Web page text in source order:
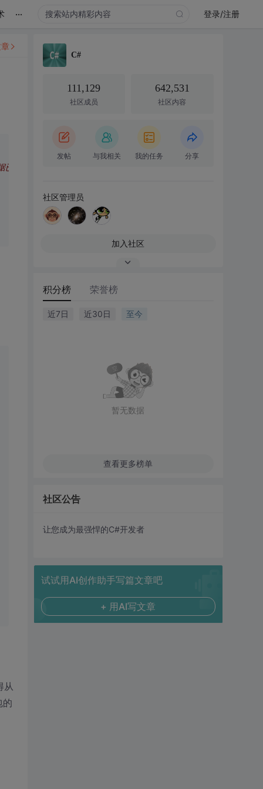
... 登录/注册
经开始在发了，如果是"end"，说明发完了，start和end时Data
从
的
C#
111,129
社区成员
642,531
社区内容
发帖 与我相关 我的任务 分享
社区管理员
加入社区
积分榜 荣誉榜
近7日 近30日 至今
暂无数据
查看更多榜单
社区公告
让您成为最强悍的C#开发者
试试用AI创作助手写篇文章吧
+ 用AI写文章